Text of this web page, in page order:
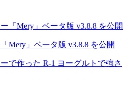
Mery」ベータ版 v3.8.8 を公開